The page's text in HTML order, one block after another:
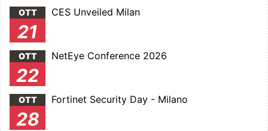
OTT
21
CES Unveiled Milan
OTT
22
NetEye Conference 2026
OTT
28
Fortinet Security Day - Milano